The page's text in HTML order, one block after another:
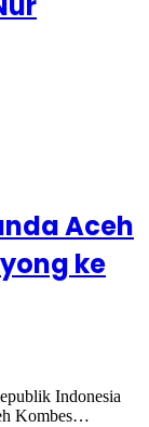
Aceh
ke
Indonesia
Kombes…